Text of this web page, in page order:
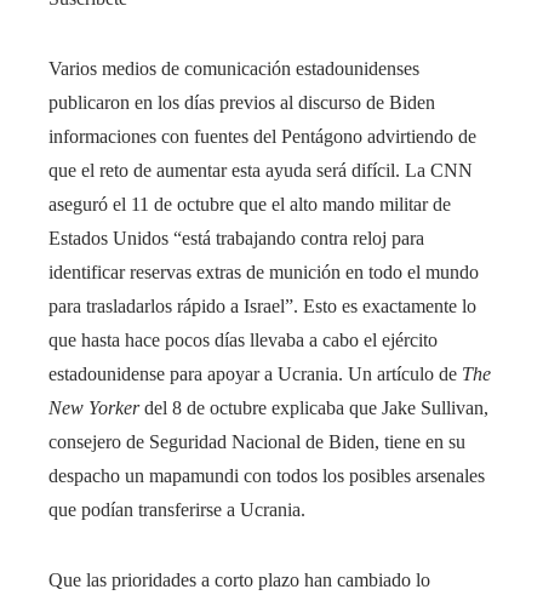
Varios medios de comunicación estadounidenses
publicaron en los días previos al discurso de Biden
informaciones con fuentes del Pentágono advirtiendo de
que el reto de aumentar esta ayuda será difícil. La CNN
aseguró el 11 de octubre que el alto mando militar de
Estados Unidos “está trabajando contra reloj para
identificar reservas extras de munición en todo el mundo
para trasladarlos rápido a Israel”. Esto es exactamente lo
que hasta hace pocos días llevaba a cabo el ejército
estadounidense para apoyar a Ucrania. Un artículo de The
New Yorkerdel 8 de octubre explicaba que Jake Sullivan,
consejero de Seguridad Nacional de Biden, tiene en su
despacho un mapamundi con todos los posibles arsenales
que podían transferirse a Ucrania.
Que las prioridades a corto plazo han cambiado lo